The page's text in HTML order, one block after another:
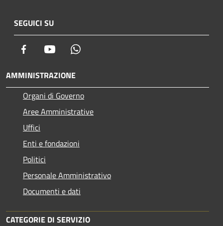
SEGUICI SU
Facebook Youtube
AMMINISTRAZIONE
Organi di Governo
Aree Amministrative
Uffici
Enti e fondazioni
Politici
Personale Amministrativo
Documenti e dati
CATEGORIE DI SERVIZIO